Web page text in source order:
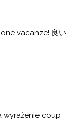
vacanze! 良い
wyrażenie coup